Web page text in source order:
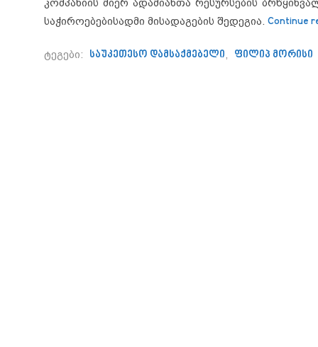
საჭიროებებისადმი მისადაგების შედეგია. Continue
ტეგები: საუკეთესო დამსაქმებელი ფილიპ მორისი